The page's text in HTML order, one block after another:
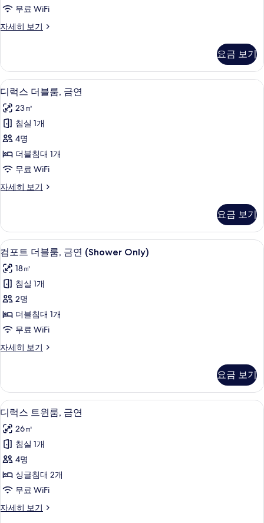
금
(Shower
Only)
사
진
모
두
보
기
무료 WiFi
자세히 보기
스
트
윈
룸,
금
연
(Shower
Only)
자
세
히
보
기
요금 보기
디
럭
스
더
블
룸,
연
진
모
두
보
기
디럭스 더블룸, 금연 | 객실 내 금고,
8
디럭스 더블룸, 금연
23㎡
침실 1개
4명
더블침대 1개
무료 WiFi
자세히 보기
디
블
룸,
금
연
자
세
히
보
기
요금 보기
컴
포
트
더
블
룸,
연
Only)
사
진
모
두
보
기
컴포트 더블룸, 금연 (Shower Only) |
12
컴포트 더블룸, 금연 (Shower Only)
18㎡
침실 1개
2명
더블침대 1개
무료 WiFi
자세히 보기
컴
블
룸,
금
연
(Shower
Only)
자
세
히
보
기
요금 보기
디
럭
스
트
윈
룸,
연
디럭스 트윈룸, 금연 | 객실 내 금고,
8
디럭스 트윈룸, 금연
26㎡
침실 1개
4명
싱글침대 2개
무료 WiFi
자세히 보기
디